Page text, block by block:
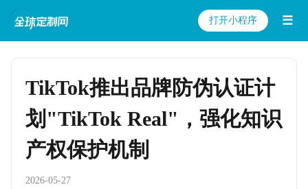
打开小程序 ☰
TikTok推出品牌防伪认证计
划"TikTok Real"，强化知识
产权保护机制
2026-05-27